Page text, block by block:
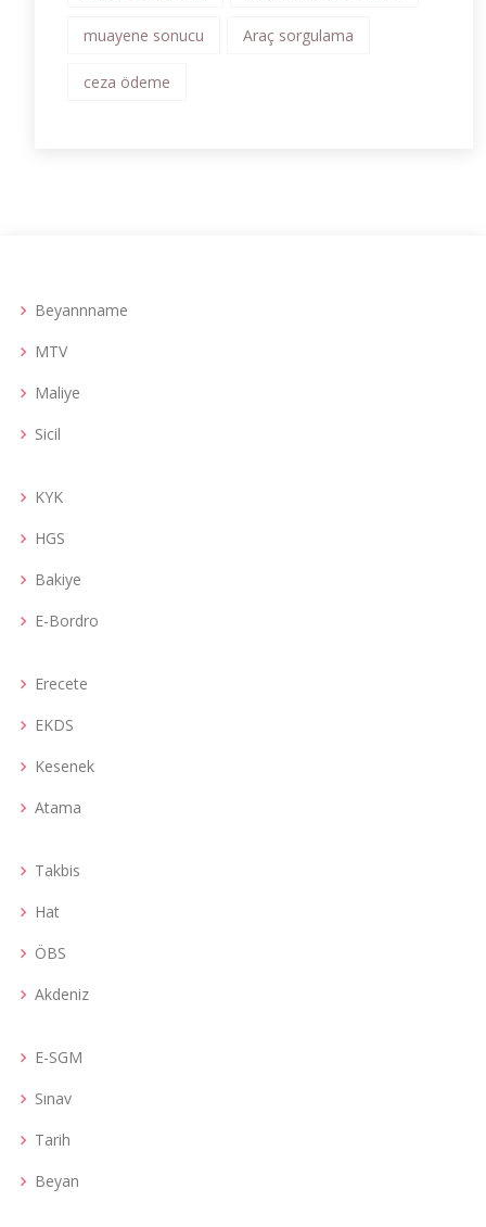
muayene sonucu Araç sorgulama
ceza ödeme
Beyannname
MTV
Maliye
Sicil
KYK
HGS
Bakiye
E-Bordro
Erecete
EKDS
Kesenek
Atama
Takbis
Hat
ÖBS
Akdeniz
E-SGM
Sınav
Tarih
Beyan